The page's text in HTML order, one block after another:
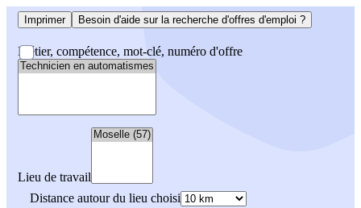
Imprimer Besoin d'aide sur la recherche d'offres d'emploi ?
Métier, compétence, mot-clé, numéro d'offre
Lieu de travail
Distance autour du lieu choisi